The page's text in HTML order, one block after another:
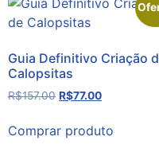
Guia Definitivo Criação
Calopsitas
R$157.00 R$77.00
Comprar produto